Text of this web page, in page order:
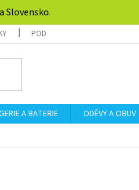
Slovensko.
PODMÍNKY OCHRANY OSOBNÍCH
A BATERIE ODĚVY A OBUV